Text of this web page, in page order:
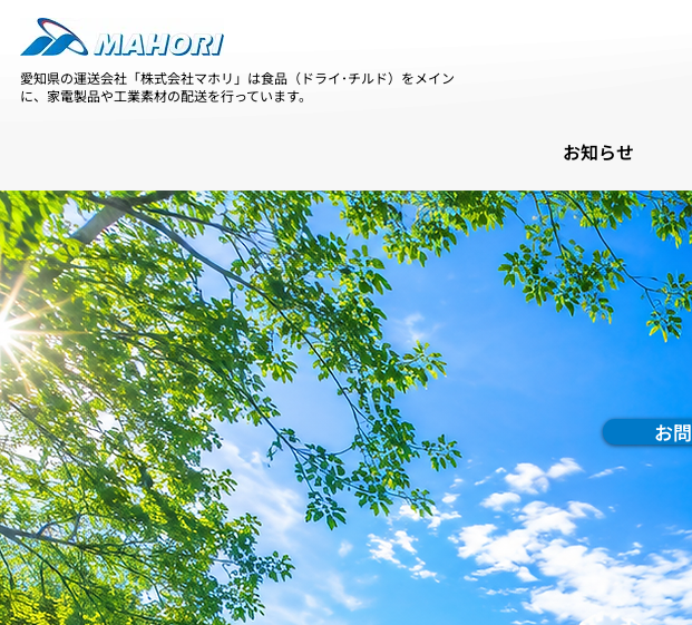
愛知県の運送会社「株式会社マホリ」は食品（ドライ･チルド）をメイン
に、家電製品や工業素材の配送を行っています。
お知らせ
多品種、
愛知​県を拠点に 県
お